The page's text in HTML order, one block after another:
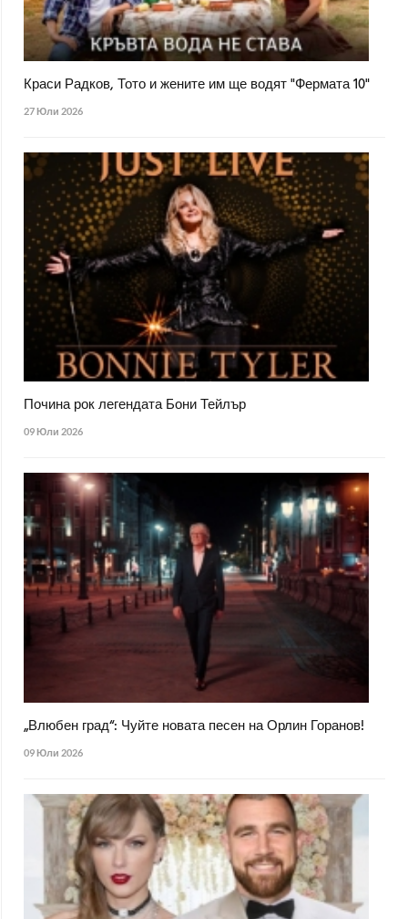
Краси Радков, Тото и жените им ще водят "Фермата 10"
27 Юли 2026
Почина рок легендата Бони Тейлър
09 Юли 2026
„Влюбен град“: Чуйте новата песен на Орлин Горанов!
09 Юли 2026